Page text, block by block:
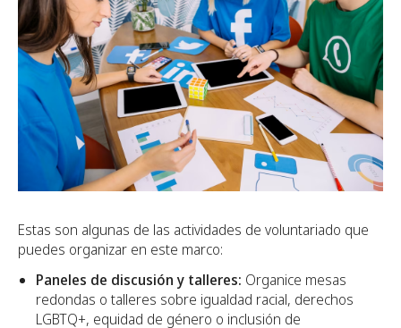
Estas son algunas de las actividades de voluntariado que
puedes organizar en este marco:
Paneles de discusión y talleres: Organice mesas
redondas o talleres sobre igualdad racial, derechos
LGBTQ+, equidad de género o inclusión de